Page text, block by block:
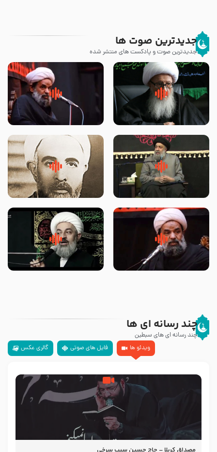
جدیدترین صوت ها
جدیدترین صوت و پادکست های منتشر شده
زوّار اربعین امام حسین (علیه
السلام) با این اشتیاق به زیارت
روضه جانسوز پاره های جگر امام
حسن مجتبی علیه السلام-حجت
لقب حضرت رقیه سلام الله علیها به
چه معناست – حجت الاسلام علوی
روضه‌ی مجلس یزید ملعون و
اسارت اهل‌بیت علیهم‌السلام –
محدث زاده
سلام جوانی که امام حسین علیه
السلام خودش جوابش را دادند
زیارتی که اسباب رزق زیاد و عمر
طولانی است حجت السلام حسین
چند رسانه ای ها
چند رسانه ای های سبطین
ویدئو ها
فایل های صوتی گالری عکس
مصداق کربلا – حاج حسین سیب سرخی